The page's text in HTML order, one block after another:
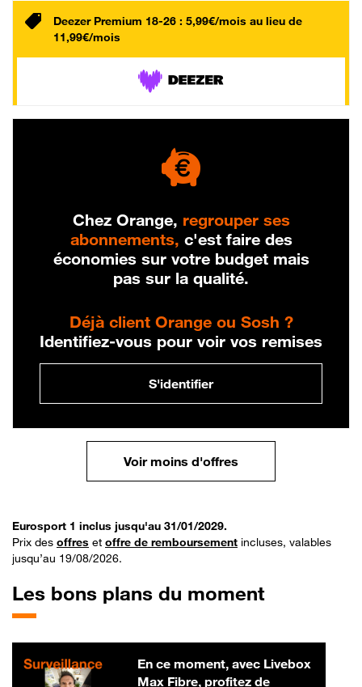
Deezer Premium 18-26 : 5,99€/mois au lieu de
11,99€/mois
Chez Orange, regrouper ses
abonnements, c'est faire des
économies sur votre budget mais
pas sur la qualité.
Déjà client Orange ou Sosh ?
Identifiez-vous pour voir vos remises
S'identifier
Voir moins d'offres
Eurosport 1 inclus jusqu'au 31/01/2029.
Prix des offres et offre de remboursement incluses, valables
jusqu’au 19/08/2026.
Les bons plans du moment
En ce moment, avec Livebox
Max Fibre, profitez de